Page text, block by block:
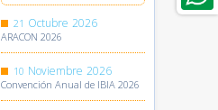
21 Octubre 2026
ARACON 2026
10 Noviembre 2026
Convención Anual de IBIA 2026